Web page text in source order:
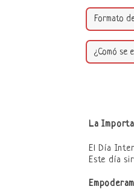
La
El Día
Este día